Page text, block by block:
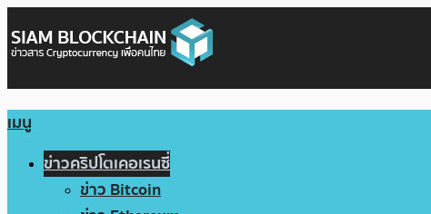
เมนู
ข่าวคริปโตเคอเรนซี่
ข่าว Bitcoin